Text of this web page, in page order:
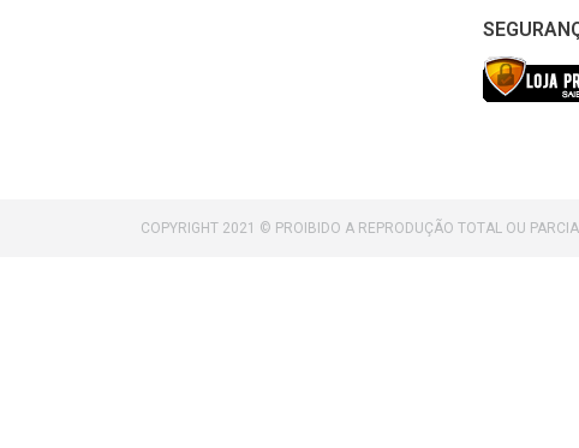
COPYRIGHT 2021 © PROIBIDO A REPRODUÇÃO TOTAL OU